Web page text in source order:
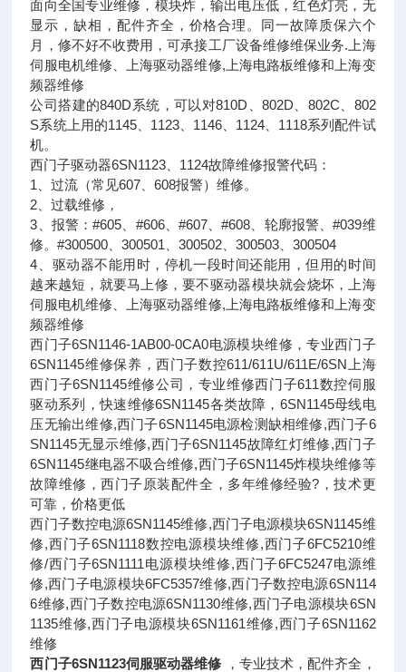
面向全国专业维修，模块炸，输出电压低，红色灯亮，无
显示，缺相，配件齐全，价格合理。同一故障质保六个
月，修不好不收费用，可承接工厂设备维修维保业务.上海
伺服电机维修、上海驱动器维修,上海电路板维修和上海变
频器维修
公司搭建的840D系统，可以对810D、802D、802C、802
S系统上用的1145、1123、1146、1124、1118系列配件试
机。
西门子驱动器6SN1123、1124故障维修报警代码：
1、过流（常见607、608报警）维修。
2、过载维修，
3、报警：#605、#606、#607、#608、轮廓报警、#039维
修。#300500、300501、300502、300503、300504
4、驱动器不能用时，停机一段时间还能用，但用的时间
越来越短，就要马上修，要不驱动器模块就会烧坏，上海
伺服电机维修、上海驱动器维修,上海电路板维修和上海变
频器维修
西门子6SN1146-1AB00-0CA0电源模块维修，专业西门子
6SN1145维修保养，西门子数控611/611U/611E/6SN上海
西门子6SN1145维修公司，专业维修西门子611数控伺服
驱动系列，快速维修6SN1145各类故障，6SN1145母线电
压无输出维修,西门子6SN1145电源检测缺相维修,西门子6
SN1145无显示维修,西门子6SN1145故障红灯维修,西门子
6SN1145继电器不吸合维修,西门子6SN1145炸模块维修等
故障维修，西门子原装配件全，多年维修经验?，技术更
可靠，价格更低
西门子数控电源6SN1145维修,西门子电源模块6SN1145维
修,西门子6SN1118数控电源模块维修,西门子6FC5210维
修/西门子6SN1111电源模块维修,西门子6FC5247电源维
修,西门子电源模块6FC5357维修,西门子数控电源6SN114
6维修,西门子数控电源6SN1130维修,西门子电源模块6SN
1135维修,西门子电源模块6SN1161维修,西门子6SN1162
维修
西门子6SN1123伺服驱动器维修 ，专业技术，配件齐全，